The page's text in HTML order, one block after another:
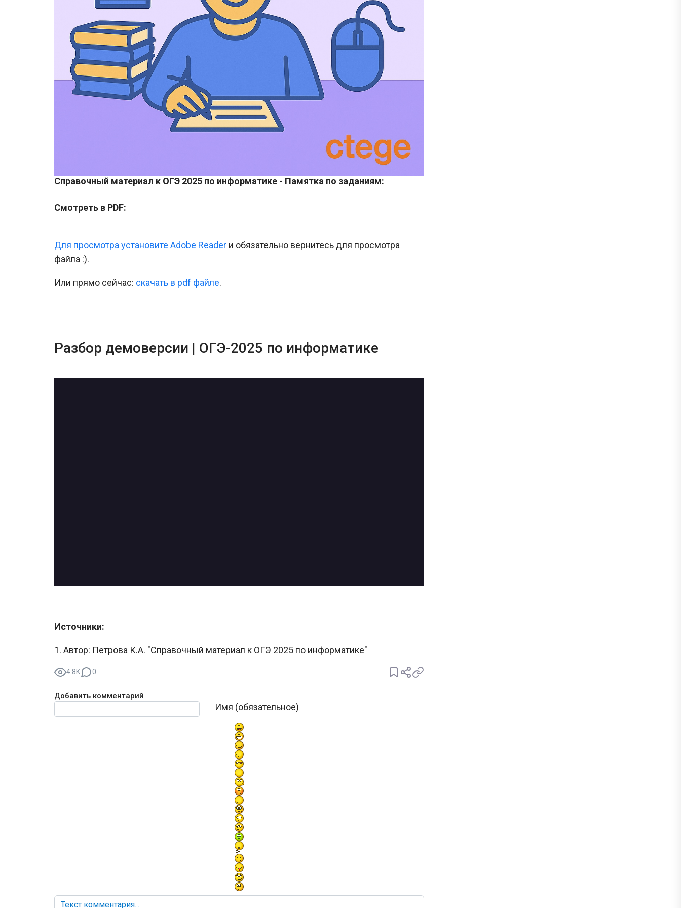
Справочный материал к ОГЭ 2025 по информатике - Памятка по заданиям:
Смотреть в PDF:
Для просмотра установите Adobe Reader и обязательно вернитесь для просмотра
файла :).
Или прямо сейчас: cкачать в pdf файле.
Разбор демоверсии | ОГЭ-2025 по информатике
Источники:
1. Автор: Петрова К.А. "Справочный материал к ОГЭ 2025 по информатике"
4.8K 0
Добавить комментарий
Имя (обязательное)